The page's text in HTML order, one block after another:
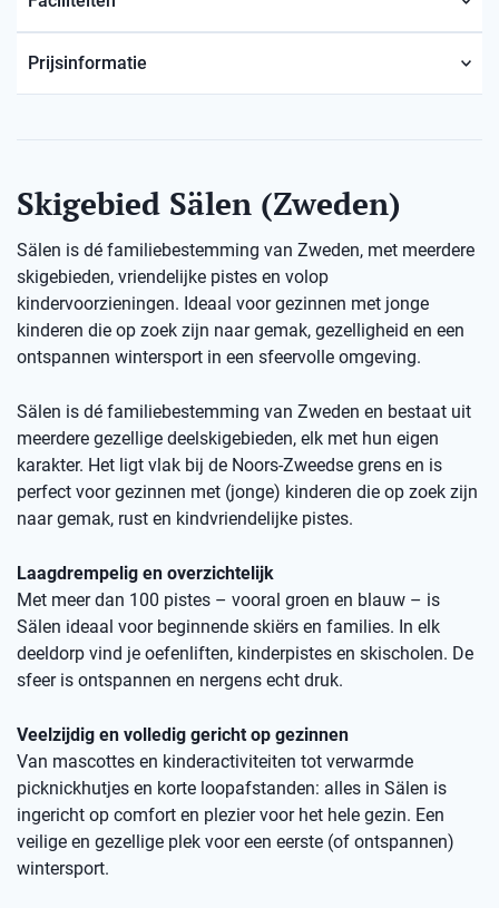
Prijsinformatie
Skigebied Sälen (Zweden)
Sälen is dé familiebestemming van Zweden, met meerdere
skigebieden, vriendelijke pistes en volop
kindervoorzieningen. Ideaal voor gezinnen met jonge
kinderen die op zoek zijn naar gemak, gezelligheid en een
ontspannen wintersport in een sfeervolle omgeving.
Sälen is dé familiebestemming van Zweden en bestaat uit
meerdere gezellige deelskigebieden, elk met hun eigen
karakter. Het ligt vlak bij de Noors-Zweedse grens en is
perfect voor gezinnen met (jonge) kinderen die op zoek zijn
naar gemak, rust en kindvriendelijke pistes.
Laagdrempelig en overzichtelijk
Met meer dan 100 pistes – vooral groen en blauw – is
Sälen ideaal voor beginnende skiërs en families. In elk
deeldorp vind je oefenliften, kinderpistes en skischolen. De
sfeer is ontspannen en nergens echt druk.
Veelzijdig en volledig gericht op gezinnen
Van mascottes en kinderactiviteiten tot verwarmde
picknickhutjes en korte loopafstanden: alles in Sälen is
ingericht op comfort en plezier voor het hele gezin. Een
veilige en gezellige plek voor een eerste (of ontspannen)
wintersport.